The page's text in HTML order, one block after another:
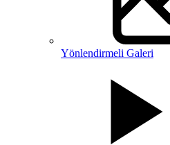
Yönlendirmeli Galeri